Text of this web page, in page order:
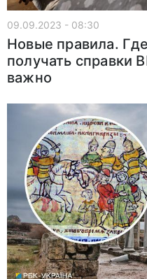
09.09.2023 - 08:30
Новые правила.
получать справки
важно